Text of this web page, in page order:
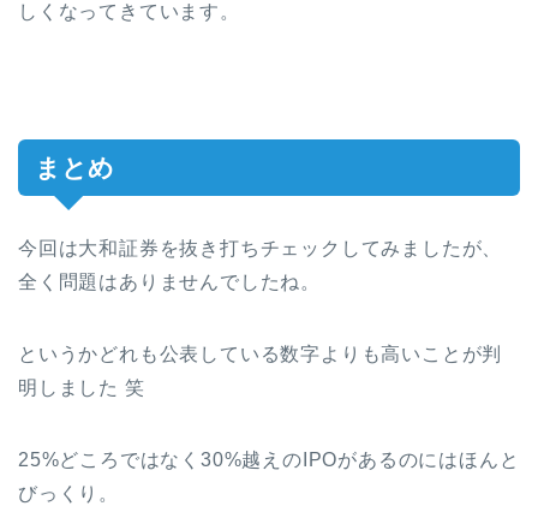
しくなってきています。
まとめ
今回は大和証券を抜き打ちチェックしてみましたが、
全く問題はありませんでしたね。
というかどれも公表している数字よりも高いことが判
明しました 笑
25%どころではなく30%越えのIPOがあるのにはほんと
びっくり。